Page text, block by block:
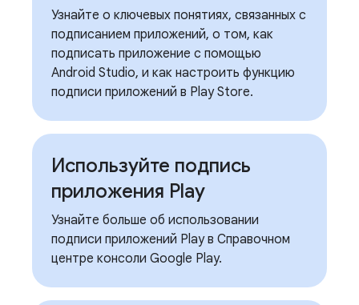
Узнайте о ключевых понятиях, связанных с
подписанием приложений, о том, как
подписать приложение с помощью
Android Studio, и как настроить функцию
подписи приложений в Play Store.
Используйте подпись
приложения Play
Узнайте больше об использовании
подписи приложений Play в Справочном
центре консоли Google Play.